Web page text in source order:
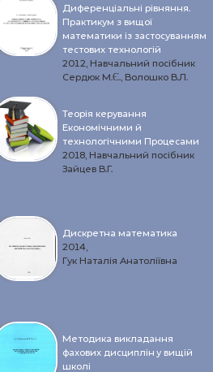
Диференціальні рівняння.
Практикум з вищої
математики із застосуванням
тестових технологій
2012, Навчальний посібник
Сердюк М.Є., Волошко В.Л.
Теорія керування
Економічними й
технологічними Процесами
2018, Навчальний посібник
Зайцев В.Г.
Дискретна математика
2014,
Гук Наталія Анатоліївна
Методика викладання
фахових дисциплін у вищій
школі